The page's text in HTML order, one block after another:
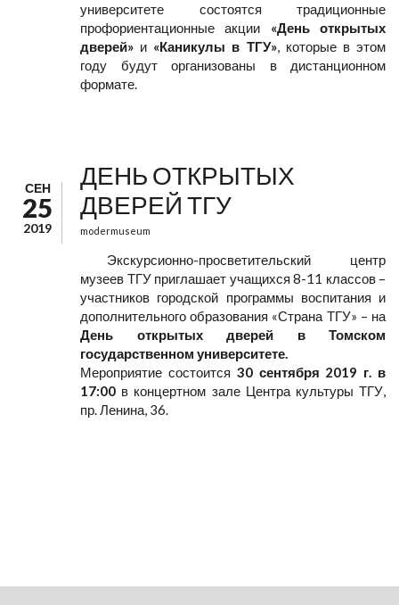
университете состоятся традиционные
профориентационные акции «День открытых
дверей» и «Каникулы в ТГУ», которые в этом
году будут организованы в дистанционном
формате.
СЕН
25
2019
ДЕНЬ ОТКРЫТЫХ
ДВЕРЕЙ ТГУ
modermuseum
Экскурсионно-просветительский центр
музеев ТГУ приглашает учащихся 8-11 классов –
участников городской программы воспитания и
дополнительного образования «Страна ТГУ» – на
День открытых дверей в Томском
государственном университете.
Мероприятие состоится 30 сентября 2019 г. в
17:00 в концертном зале Центра культуры ТГУ,
пр. Ленина, 36.